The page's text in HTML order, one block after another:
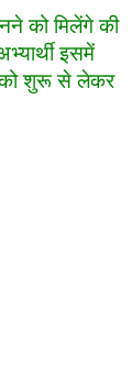
को मिलेंगे की
इसमें
को शुरू से लेकर